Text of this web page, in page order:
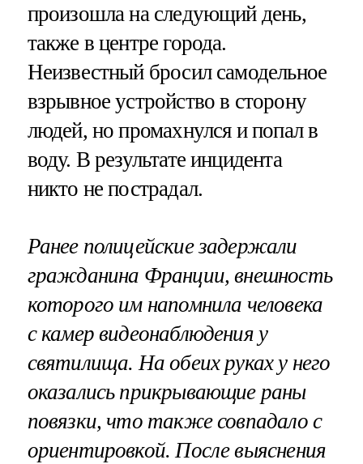
произошла на следующий день,
также в центре города.
Неизвестный бросил самодельное
взрывное устройство в сторону
людей, но промахнулся и попал в
воду. В результате инцидента
никто не пострадал.
Ранее полицейские задержали
гражданина Франции, внешность
которого им напомнила человека
с камер видеонаблюдения у
святилища. На обеих руках у него
оказались прикрывающие раны
повязки, что также совпадало с
ориентировкой. После выяснения